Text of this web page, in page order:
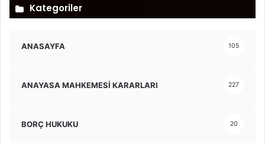
Kategoriler
ANASAYFA 105
ANAYASA MAHKEMESİ KARARLARI 227
BORÇ HUKUKU 20